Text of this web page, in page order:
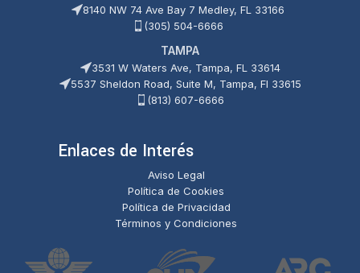
8140 NW 74 Ave Bay 7 Medley, FL 33166
(305) 504-6666
TAMPA
3531 W Waters Ave, Tampa, FL 33614
5537 Sheldon Road, Suite M, Tampa, Fl 33615
(813) 607-6666
Enlaces de Interés
Aviso Legal
Política de Cookies
Política de Privacidad
Términos y Condiciones